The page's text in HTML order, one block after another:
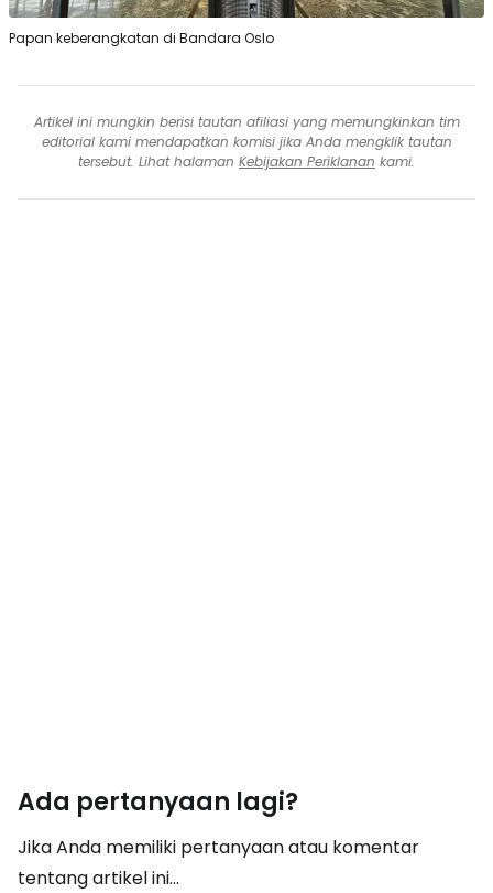
Papan keberangkatan di Bandara Oslo
Artikel ini mungkin berisi tautan afiliasi yang memungkinkan tim
editorial kami mendapatkan komisi jika Anda mengklik tautan
tersebut. Lihat halaman Kebijakan Periklanan kami.
Ada pertanyaan lagi?
Jika Anda memiliki pertanyaan atau komentar
tentang artikel ini...